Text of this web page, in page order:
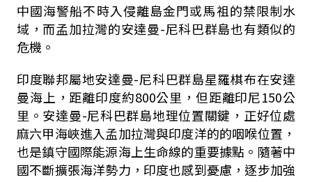
中國海警船不時入侵離島金門或馬祖的禁限制水
域，而孟加拉灣的安達曼-尼科巴群島也有類似的
危機。
印度聯邦屬地安達曼-尼科巴群島星羅棋布在安達
曼海上，距離印度約800公里，但距離印尼150公
里。安達曼-尼科巴群島地理位置關鍵，正好位處
麻六甲海峽進入孟加拉灣與印度洋的的咽喉位置，
也是鎮守國際能源海上生命線的重要據點。隨著中
國不斷擴張海洋勢力，印度也感到憂慮，逐步加強